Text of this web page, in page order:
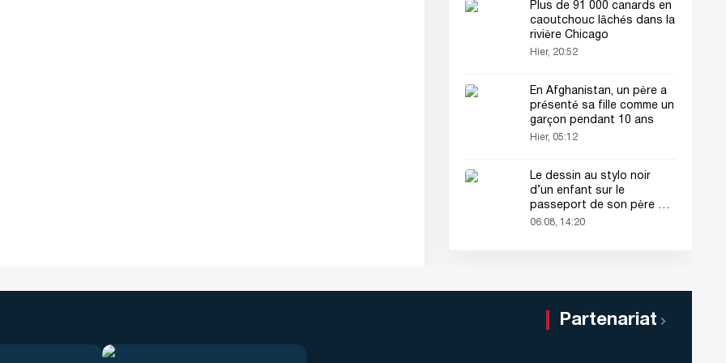
Plus de 91 000 canards en
caoutchouc lâchés dans la
rivière Chicago
Hier, 20:52
En Afghanistan, un père a
présenté sa fille comme un
garçon pendant 10 ans
Hier, 05:12
Le dessin au stylo noir
d’un enfant sur le
passeport de son père a
attiré tous les regards
06.08, 14:20
Partenariat